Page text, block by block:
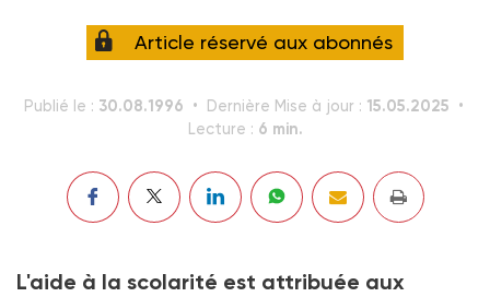
Article réservé aux abonnés
Publié le : 30.08.1996 Dernière Mise à jour : 15.05.2025
Lecture : 6 min.
L'aide à la scolarité est attribuée aux